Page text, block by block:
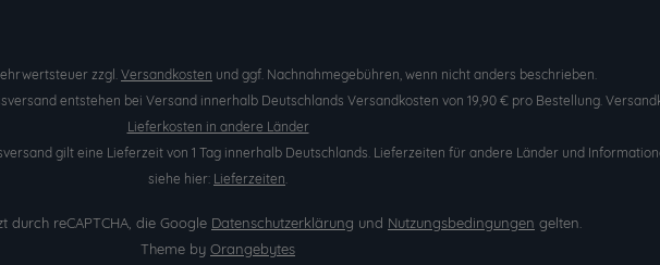
zzgl. Versandkosten und ggf. Nachnahmegebühren, wenn nicht anders beschrieben.
entstehen bei Versand innerhalb Deutschlands Versandkosten von 19,90 € pro Bestellung.
Lieferkosten in andere Länder
gilt eine Lieferzeit von 1 Tag innerhalb Deutschlands. Lieferzeiten für andere Länder und
siehe hier: Lieferzeiten.
durch reCAPTCHA, die Google Datenschutzerklärung und Nutzungsbedingungen gelten.
Theme by Orangebytes